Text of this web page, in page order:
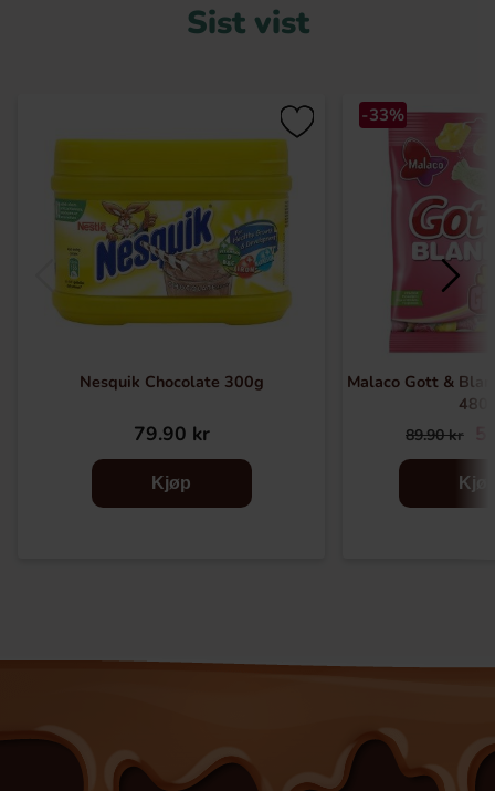
Sist vist
Nesquik Chocolate 300g
79.90 kr
Kjøp
-33%
Malaco Gott &
89.90 kr